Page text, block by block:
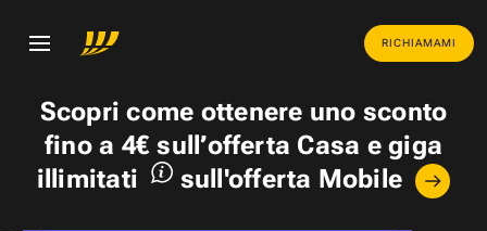
RICHIAMAMI
Scopri come ottenere uno sconto
fino a 4€ sull’offerta Casa egiga
illimitati
sull'offerta Mobile